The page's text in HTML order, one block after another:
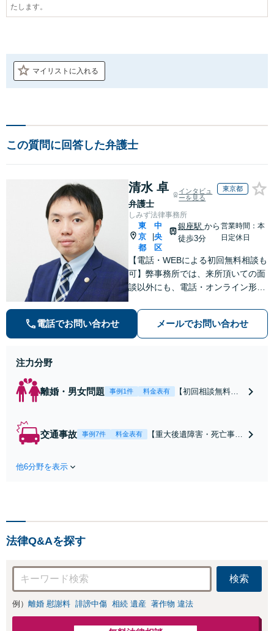
たします。
マイリストに入れる
この質問に回答した弁護士
清水 卓
弁護士
インタビュ
ーを見る
東京都
しみず法律事務所
東
京
都
中
央
区
銀座駅 から
徒歩3分
営業時間：本
日定休日
【電話・WEBによる初回無料相談も
可】弊事務所では、来所頂いての面
談以外にも、電話・オンライン形式
弁護士にご相談頂くことで、今のご
不安が和らぐとともに、問題解決の
ために前に進むことができます。
電話でお問い合わせ メールでお問い合わせ
注力分野
離婚・男女問題 事例1件 料金表有
【初回相談無料】
条件で離婚ができ
交通事故 事例7件 料金表有
【重大後遺障害・死亡事案
応・納得できる解決を」
他6分野を表示
法律Q&Aを探す
検索
例） 離婚 慰謝料 誹謗中傷 相続 遺産 著作物 違法